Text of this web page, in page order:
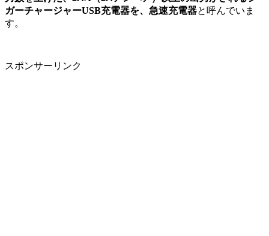
ガーチャージャーUSB充電器を、急速充電器と呼んでいま
す。
スポンサーリンク